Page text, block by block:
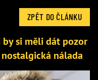
ZPĚT DO ČLÁNKU
si měli dát pozor
nálada